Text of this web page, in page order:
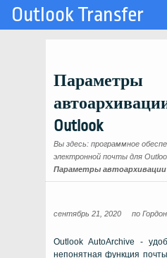
Параметры
Outlook
Вы здесь: программное
электронной почты для
Параметры
сентябрь 21, 2020 по Гордон
Outlook AutoArchive -
непонятная функция
Outlook Transfer